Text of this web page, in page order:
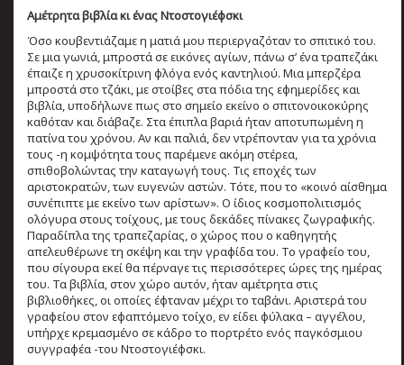
Αμέτρητα βιβλία κι ένας Ντοστογιέφσκι
Όσο κουβεντιάζαμε η ματιά μου περιεργαζόταν το σπιτικό του.
Σε μια γωνιά, μπροστά σε εικόνες αγίων, πάνω σ’ ένα τραπεζάκι
έπαιζε η χρυσοκίτρινη φλόγα ενός καντηλιού. Μια μπερζέρα
μπροστά στο τζάκι, με στοίβες στα πόδια της εφημερίδες και
βιβλία, υποδήλωνε πως στο σημείο εκείνο ο σπιτονοικοκύρης
καθόταν και διάβαζε. Στα έπιπλα βαριά ήταν αποτυπωμένη η
πατίνα του χρόνου. Αν και παλιά, δεν ντρέπονταν για τα χρόνια
τους -η κομψότητα τους παρέμενε ακόμη στέρεα,
σπιθοβολώντας την καταγωγή τους. Τις εποχές των
αριστοκρατών, των ευγενών αστών. Τότε, που το «κοινό αίσθημα
συνέπιπτε με εκείνο των αρίστων». Ο ίδιος κοσμοπολιτισμός
ολόγυρα στους τοίχους, με τους δεκάδες πίνακες ζωγραφικής.
Παραδίπλα της τραπεζαρίας, ο χώρος που ο καθηγητής
απελευθέρωνε τη σκέψη και την γραφίδα του. Το γραφείο του,
που σίγουρα εκεί θα πέρναγε τις περισσότερες ώρες της ημέρας
του. Τα βιβλία, στον χώρο αυτόν, ήταν αμέτρητα στις
βιβλιοθήκες, οι οποίες έφταναν μέχρι το ταβάνι. Αριστερά του
γραφείου στον εφαπτόμενο τοίχο, εν είδει φύλακα – αγγέλου,
υπήρχε κρεμασμένο σε κάδρο το πορτρέτο ενός παγκόσμιου
συγγραφέα -του Ντοστογιέφσκι.